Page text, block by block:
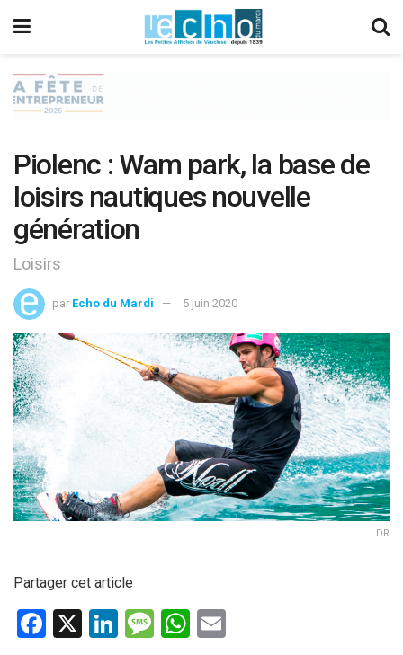
Piolenc : Wam park, la base de
loisirs nautiques nouvelle
génération
Loisirs
par Echo du Mardi 5 juin 2020
DR
Partager cet article
F
X
Li
M W